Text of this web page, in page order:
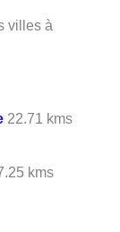
villes à
22.71 kms
kms